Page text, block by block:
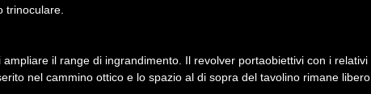
trinoculare.
il range di ingrandimento. Il revolver portaobiettivi con i relativi
nel cammino ottico e lo spazio al di sopra del tavolino rimane libero.